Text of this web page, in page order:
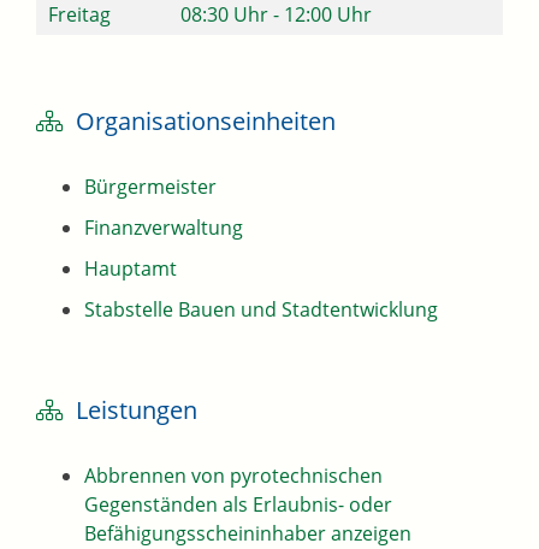
Freitag
08:30 Uhr- 12:00 Uhr
Organisationseinheiten
Bürgermeister
Finanzverwaltung
Hauptamt
Stabstelle Bauen und Stadtentwicklung
Leistungen
Abbrennen von pyrotechnischen
Gegenständen als Erlaubnis- oder
Befähigungsscheininhaber anzeigen